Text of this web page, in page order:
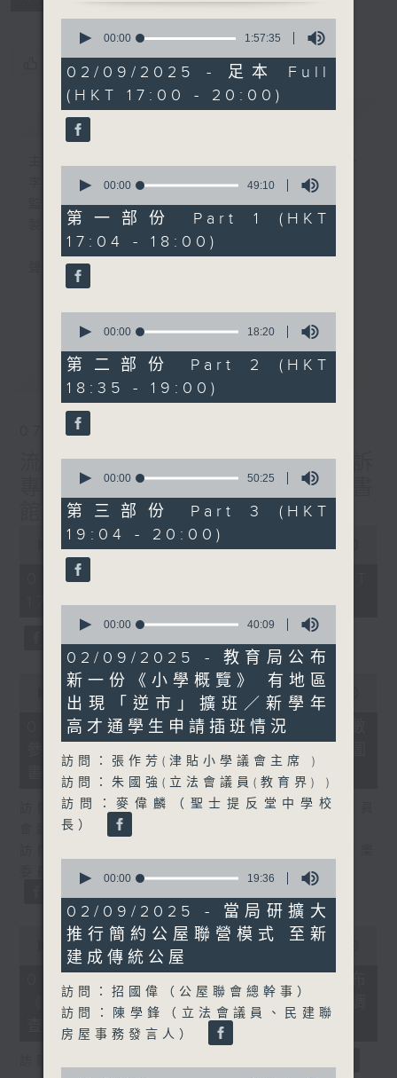
您喜歡這個節目嗎?
簡介 GIST
監製：蕭洛汶
製作：香港電台公共事務組
聲音更立體 意見更多元
1872311 始終如一
香港電台公共事務組
讚好Like「RTHK 香港電台公共事務組
Facebook專頁
最新 LATEST
07/08/2026
流動圖書館使用人數參差 申訴
專員主動調查康文署三項圖書
館服務
seconds
07/08/2026 - 足本 Full (HKT
17:00 - 18:00)
seconds
minutes,
seconds
00:00 25:07
07/08/2026 - 流動圖書館使用人數
參差 申訴專員主動調查康文署三項圖
書館服務
訪問：何敬康（立法會民政及文化體育事務委員
會副主席）
委員會委員）
seconds
minutes,
seconds
00:00
07/08/2026 - 服務業總工會公布
《預防工作時中暑指引》執行情況調
查結果
seconds
1
hour,
57
minutes,
35
seconds
00:00 1:57:35
02/09/2025 - 足本 Full
(HKT 17:00 - 20:00)
seconds
49
minutes,
10
seconds
00:00 49:10
第一部份 Part 1 (HKT
17:04 - 18:00)
seconds
18
minutes,
20
seconds
00:00 18:20
第二部份 Part 2 (HKT
18:35 - 19:00)
seconds
50
minutes,
25
seconds
00:00 50:25
第三部份 Part 3 (HKT
19:04 - 20:00)
seconds
40
minutes,
9
seconds
00:00 40:09
02/09/2025 - 教育局公布
新一份《小學概覽》 有地區
出現「逆市」擴班／新學年
高才通學生申請插班情況
訪問：張作芳(津貼小學議會主席 )
訪問：朱國強(立法會議員(教育界) )
訪問：麥偉麟（聖士提反堂中學校
長）
seconds
19
minutes,
36
seconds
00:00 19:36
02/09/2025 - 當局研擴大
推行簡約公屋聯營模式 至新
建成傳統公屋
訪問：招國偉（公屋聯會總幹事）
訪問：陳學鋒（立法會議員、民建聯
房屋事務發言人）